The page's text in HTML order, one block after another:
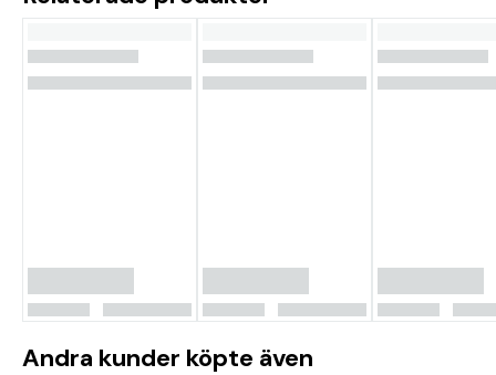
Andra kunder köpte även